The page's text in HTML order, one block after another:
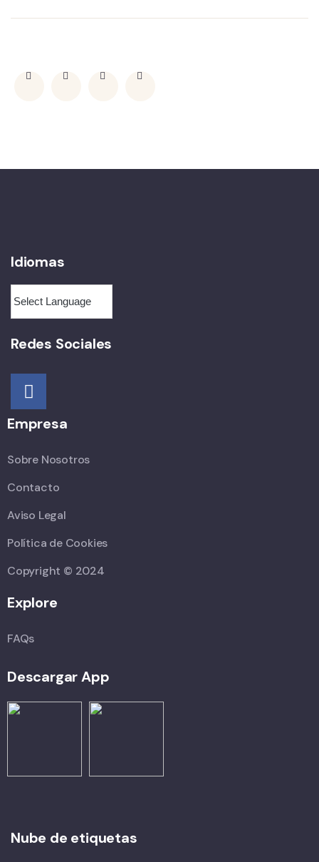
Idiomas
Redes Sociales
Empresa
Sobre Nosotros
Contacto
Aviso Legal
Política de Cookies
Copyright © 2024
Explore
FAQs
Descargar App
Nube de etiquetas